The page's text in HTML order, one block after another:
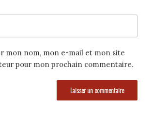
mon nom, mon e-mail et mon site
pour mon prochain commentaire.